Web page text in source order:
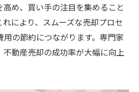
め、買い手の注目を集めること
により、スムーズな売却プロセ
の節約につながります。専門家
不動産売却の成功率が大幅に向上